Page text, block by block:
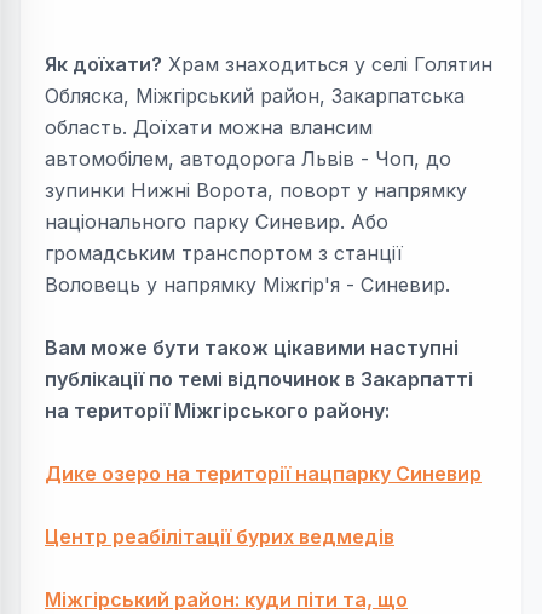
Як доїхати? Храм знаходиться у селі Голятин
Обляска, Міжгірський район, Закарпатська
область. Доїхати можна влансим
автомобілем, автодорога Львів - Чоп, до
зупинки Нижні Ворота, поворт у напрямку
національного парку Синевир. Або
громадським транспортом з станції
Воловець у напрямку Міжгір'я - Синевир.
Вам може бути також цікавими наступні
публікації по темі відпочинок в Закарпатті
на території Міжгірського району:
Дике озеро на території нацпарку Синевир
Центр реабілітації бурих ведмедів
Міжгірський район: куди піти та, що